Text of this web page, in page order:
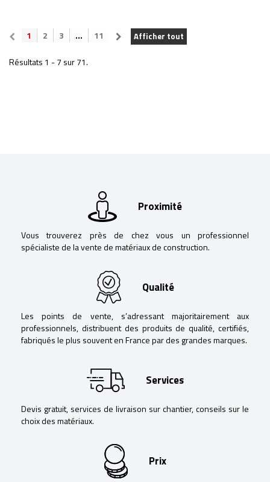
Afficher tout
1 2 3 ... 11
Résultats 1 - 7 sur 71.
Proximité
Vous trouverez près de chez vous un professionnel
spécialiste de la vente de matériaux de construction.
Qualité
Les points de vente, s’adressant majoritairement aux
professionnels, distribuent des produits de qualité, certifiés,
fabriqués le plus souvent en France par des grandes marques.
Services
Devis gratuit, services de livraison sur chantier, conseils sur le
choix des matériaux.
Prix